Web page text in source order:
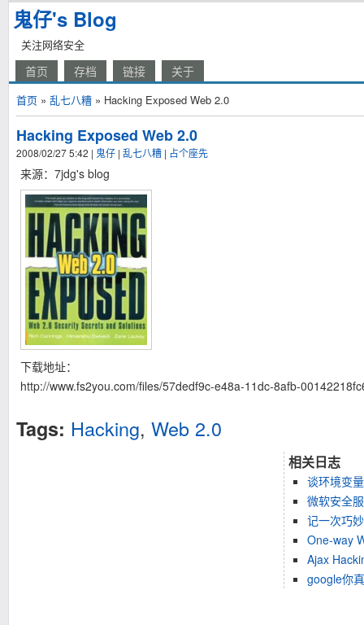
鬼仔's Blog
关注网络安全
首页 存档 链接 关于
首页 » 乱七八糟 » Hacking Exposed Web 2.0
Hacking Exposed Web 2.0
2008/02/27 5:42 | 鬼仔 | 乱七八糟 | 占个座先
来源：7jdg's blog
下载地址：
http://www.fs2you.com/files/57dedf9c-e48a-11dc-8afb-
Tags: Hacking, Web 2.0
相关日志
谈环境变
微软安全
记一次巧
One-way
Ajax
google你